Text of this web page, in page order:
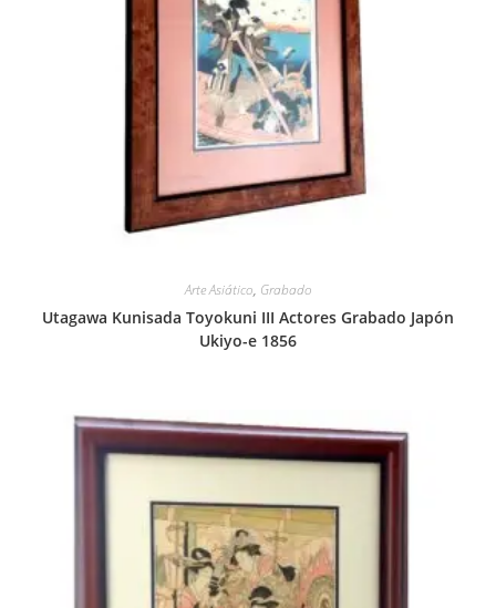
Arte Asiático, Grabado
Utagawa Kunisada Toyokuni III Actores Grabado Japón
Ukiyo-e 1856